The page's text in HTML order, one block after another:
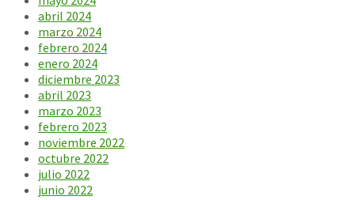
abril 2024
marzo 2024
febrero 2024
enero 2024
diciembre 2023
abril 2023
marzo 2023
febrero 2023
noviembre 2022
octubre 2022
julio 2022
junio 2022